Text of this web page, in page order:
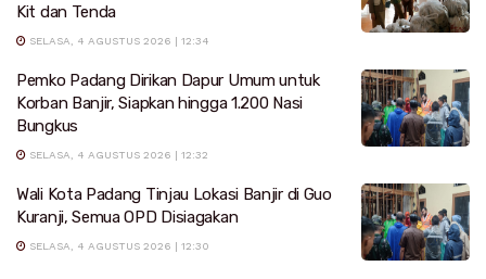
Kit dan Tenda
SELASA, 4 AGUSTUS 2026 | 12:34
Pemko Padang Dirikan Dapur Umum untuk
Korban Banjir, Siapkan hingga 1.200 Nasi
Bungkus
SELASA, 4 AGUSTUS 2026 | 12:32
Wali Kota Padang Tinjau Lokasi Banjir di Guo
Kuranji, Semua OPD Disiagakan
SELASA, 4 AGUSTUS 2026 | 12:30